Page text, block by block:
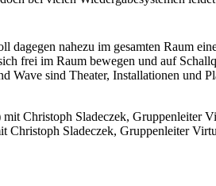
nahezu im gesamten Raum
frei im Raum bewegen und auf
Wave sind Theater, Installationen und
Christoph Sladeczek, Gruppenleiter